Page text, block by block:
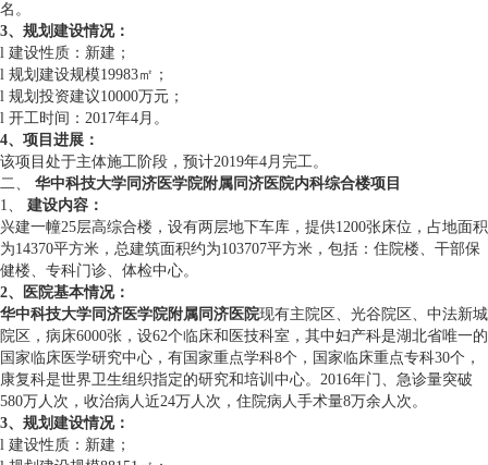
名。
3、规划建设情况：
l 建设性质：新建；
l 规划建设规模19983㎡；
l 规划投资建议10000万元；
l 开工时间：2017年4月。
4、 项目进展 ：
该项目处于主体施工阶段，预计2019年4月完工。
二、 华中科技大学同济医学院附属同济医院内科综合楼项目
1、 建设内容：
兴建一幢25层高综合楼，设有两层地下车库，提供1200张床位，占地面积
为14370平方米，总建筑面积约为103707平方米，包括：住院楼、干部保
健楼、专科门诊、体检中心。
2、 医院基本情况：
华中科技大学同济医学院附属同济医院现有主院区、光谷院区、中法新城
院区，病床6000张，设62个临床和医技科室，其中妇产科是湖北省唯一的
国家临床医学研究中心，有国家重点学科8个，国家临床重点专科30个，
康复科是世界卫生组织指定的研究和培训中心。2016年门、急诊量突破
580万人次，收治病人近24万人次，住院病人手术量8万余人次。
3、规划建设情况：
l 建设性质：新建；